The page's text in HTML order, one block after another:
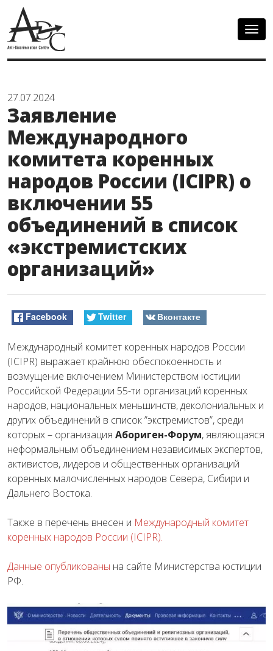
27.07.2024
Заявление
Международного
комитета коренных
народов России (ICIPR) о
включении 55
объединений в список
«экстремистских
организаций»
Facebook Twitter Вконтакте
Международный комитет коренных народов России
(ICIPR) выражает крайнюю обеспокоенность и
возмущение включением Министерством юстиции
Российской Федерации 55-ти организаций коренных
народов, национальных меньшинств, деколониальных и
других объединений в список ”экстремистов”, среди
которых – организация Абориген-Форум, являющаяся
неформальным объединением независимых экспертов,
активистов, лидеров и общественных организаций
коренных малочисленных народов Севера, Сибири и
Дальнего Востока.
Также в перечень внесен и Международный комитет
коренных народов России (ICIPR).
Данные опубликованы на сайте Министерства юстиции
РФ.